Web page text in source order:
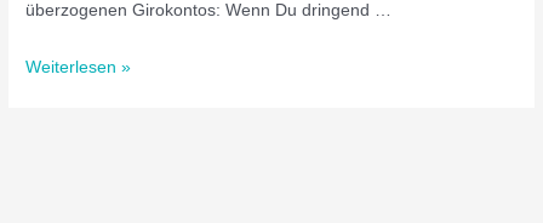
überzogenen Girokontos: Wenn Du dringend …
Weiterlesen »